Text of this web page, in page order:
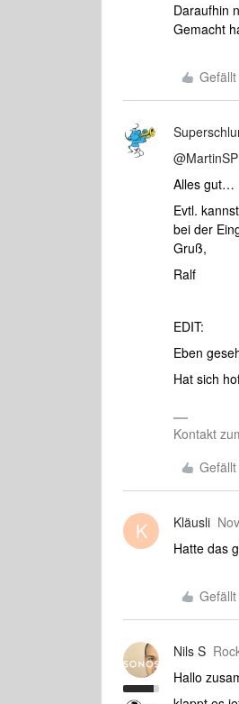
Daraufhin
Gemacht
@MartinSP
Alles gut…
Evtl.
bei der
Gruß,
Ralf
EDIT:
Eben
Hat sich
Kontakt
K Kläusli
Hatte das
Nils S
Hallo